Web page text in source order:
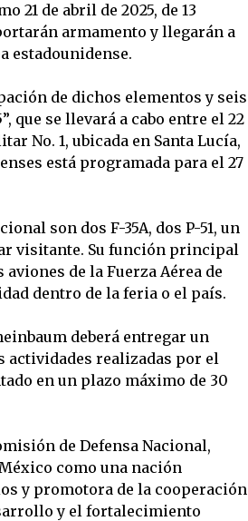
21 de abril de 2025, de 13
armamento y llegarán a
estadounidense.
de dichos elementos y seis
que se llevará a cabo entre el 22
No. 1, ubicada en Santa Lucía,
está programada para el 27
son dos F-35A, dos P-51, un
visitante. Su función principal
de la Fuerza Aérea de
dentro de la feria o el país.
deberá entregar un
actividades realizadas por el
en un plazo máximo de 30
de Defensa Nacional,
como una nación
y promotora de la cooperación
y el fortalecimiento